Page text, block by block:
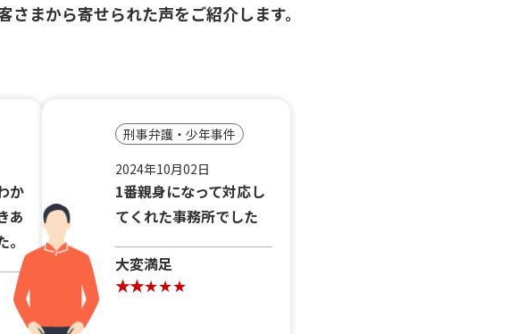
まから寄せられた声をご紹介します。
か
あ
刑事弁護・少年事件
2024年10月02日
1番親身になって対応し
てくれた事務所でした
大変満足